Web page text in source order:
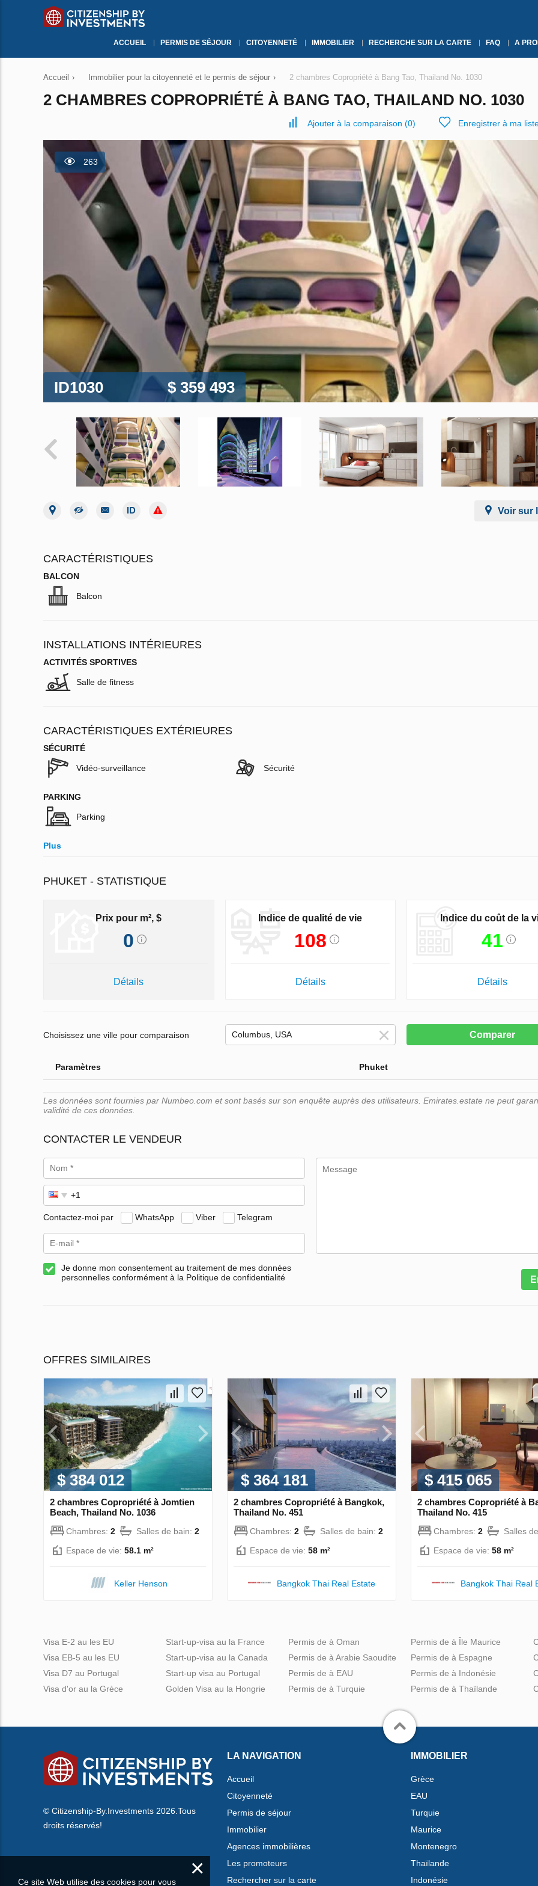
ACCUEIL PERMIS DE SÉJOUR CITOYENNETÉ IMMOBILIER RECHERCHE SUR LA CARTE FAQ A
Accueil › Immobilier pour la citoyenneté et le permis de séjour › 2 chambres Copropriété à Bang Tao, Thailand No. 1030
2 CHAMBRES COPROPRIÉTÉ À BANG TAO, THAILAND NO. 1030
Ajouter à la comparaison (0) Enregistrer à ma
263
ID1030 $ 359 493
Voir sur
CARACTÉRISTIQUES
BALCON
Balcon
INSTALLATIONS INTÉRIEURES
ACTIVITÉS SPORTIVES
Salle de fitness
CARACTÉRISTIQUES EXTÉRIEURES
SÉCURITÉ
Vidéo-surveillance Sécurité
PARKING
Parking
Plus
PHUKET - STATISTIQUE
Prix pour m², $
0
Détails
Indice de qualité de vie
108
Détails
Indice du coût de la
41
Détails
Choisissez une ville pour comparaison Comparer
Paramètres Phuket
Les données sont fournies par Numbeo.com et sont basés sur son enquête auprès des utilisateurs. Emirates.estate ne peut
validité de ces données.
CONTACTER LE VENDEUR
Contactez-moi par WhatsApp Viber Telegram
Je donne mon consentement au traitement de mes données
personnelles conformément à la Politique de confidentialité
OFFRES SIMILAIRES
$ 384 012
2 chambres Copropriété à Jomtien
Beach, Thailand No. 1036
Chambres: 2 Salles de bain: 2
Espace de vie: 58.1 m²
Keller Henson
$ 364 181
2 chambres Copropriété à Bangkok,
Thailand No. 451
Chambres: 2 Salles de bain: 2
Espace de vie: 58 m²
Bangkok Thai Real Estate
$ 415 065
2 chambres Copropriété à
Thailand No. 415
Chambres: 2
Salles
Espace de vie: 58 m²
Bangkok Thai Real
Visa E-2 au les EU
Visa EB-5 au les EU
Visa D7 au Portugal
Visa d'or au la Grèce
Start-up-visa au la France
Start-up-visa au la Canada
Start-up visa au Portugal
Golden Visa au la Hongrie
Permis de à Oman
Permis de à Arabie Saoudite
Permis de à EAU
Permis de à Turquie
Permis de à Île Maurice
Permis de à Espagne
Permis de à Indonésie
Permis de à Thaïlande
© Citizenship-By.Investments 2026.Tous
droits réservés!
LA NAVIGATION
Accueil
Citoyenneté
Permis de séjour
Immobilier
Agences immobilières
Les promoteurs
Rechercher sur la carte
IMMOBILIER
Grèce
EAU
Turquie
Maurice
Montenegro
Thaïlande
Indonésie
×
Ce site Web utilise des cookies pour vous